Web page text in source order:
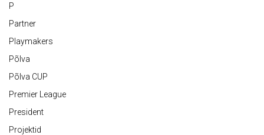
P
Partner
Playmakers
Põlva
Põlva CUP
Premier League
President
Projektid